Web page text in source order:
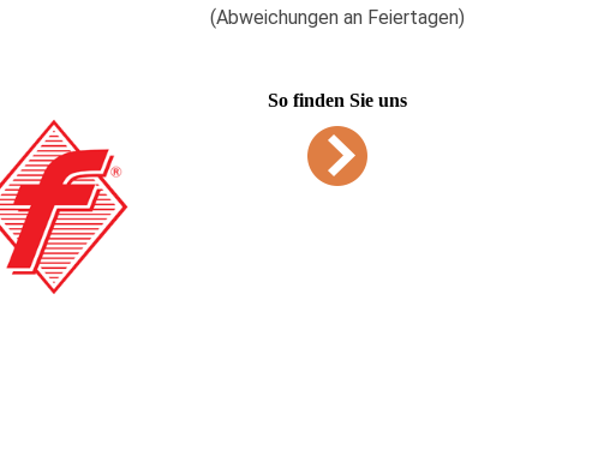
(Abweichungen an Feiertagen)
So finden Sie uns